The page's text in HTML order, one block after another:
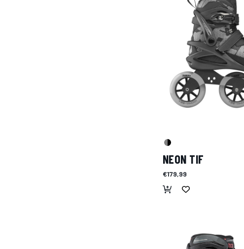
NEON TIF
€179,99